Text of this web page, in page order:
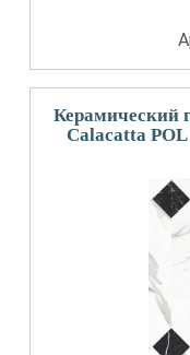
Керамический
Calacatta POL